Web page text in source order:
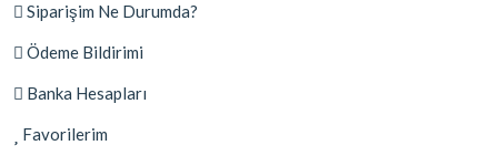
Siparişim Ne Durumda?
Ödeme Bildirimi
Banka Hesapları
Favorilerim